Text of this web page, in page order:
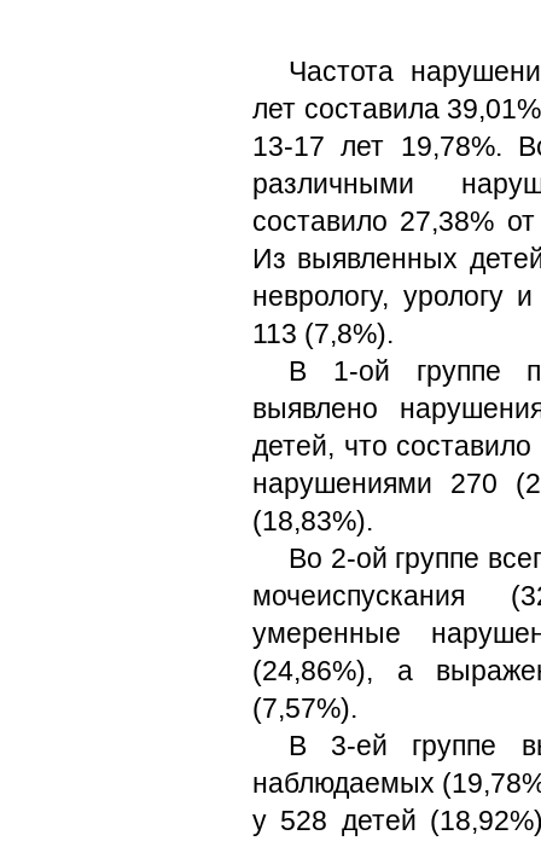
Частота
лет составила
13-17 лет 19,78%.
различными
составило 27,38%
Из выявленных
неврологу, урологу
113 (7,8%).
В 1-ой группе
выявлено
детей, что
нарушениями 270
(18,83%).
Во 2-ой группе
мочеиспускания
умеренные
(24,86%), а
(7,57%).
В 3-ей группе
наблюдаемых
у 528 детей